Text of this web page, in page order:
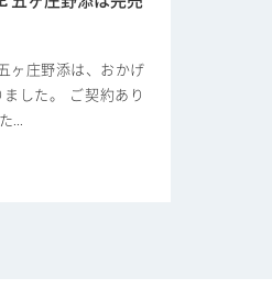
ヶ庄野添は、おかげ
した。 ご契約あり
...